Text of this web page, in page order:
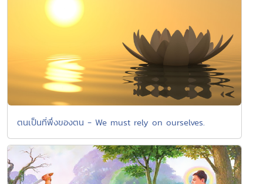
ตนเป็นที่พึ่งของตน - We must rely on ourselves.